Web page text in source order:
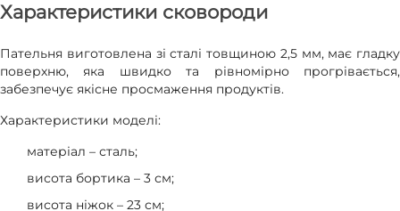
Характеристики сковороди
Пательня виготовлена зі сталі товщиною 2,5 мм, має гладку
поверхню, яка швидко та рівномірно прогрівається,
забезпечує якісне просмаження продуктів.
Характеристики моделі:
матеріал – сталь;
висота бортика – 3 см;
висота ніжок – 23 см;